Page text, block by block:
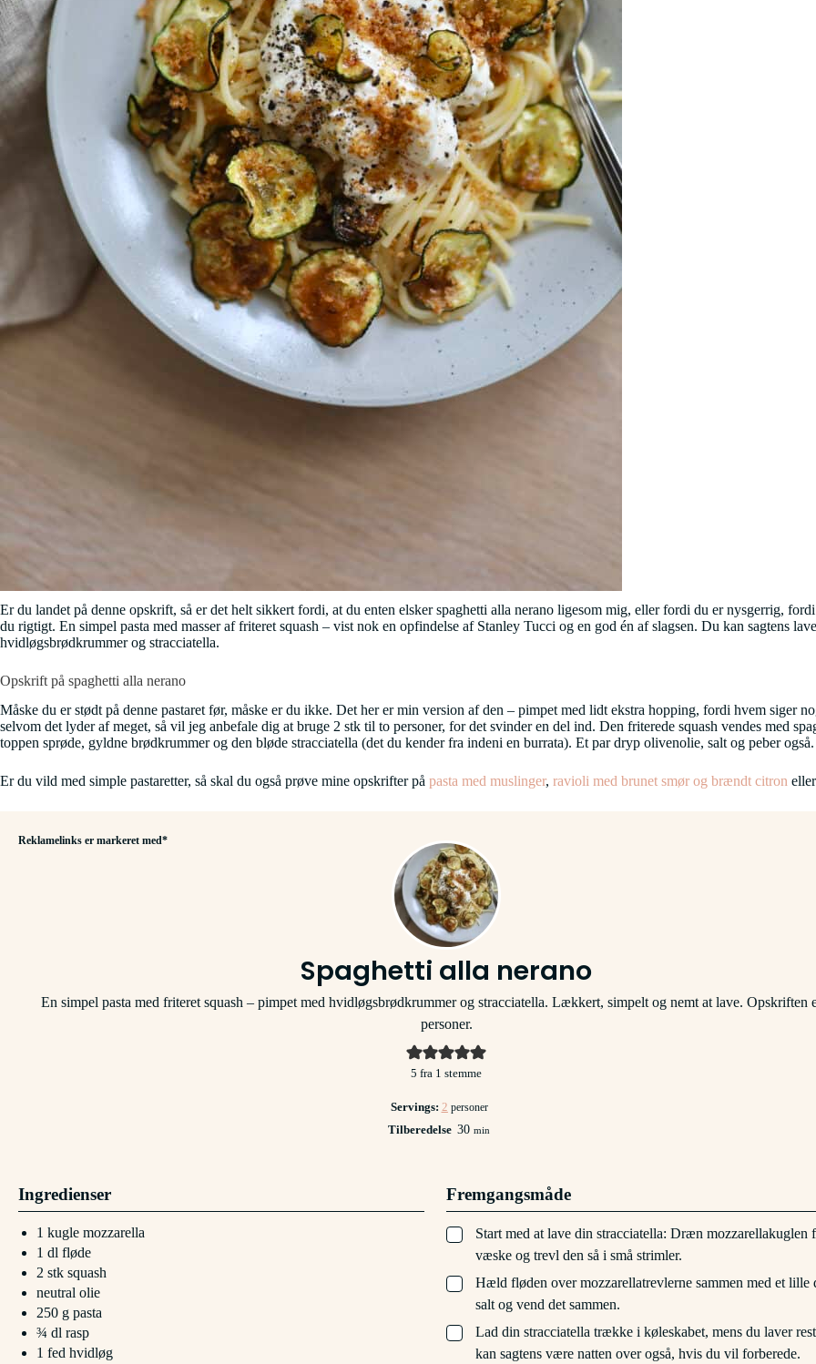
Er du landet på denne opskrift, så er det helt sikkert fordi, at du enten elsker spaghetti alla nerano ligesom mig, eller fordi du er nysgerrig,
du rigtigt. En simpel pasta med masser af friteret squash – vist nok en opfindelse af Stanley Tucci og en god én af slagsen. Du kan sagtens
hvidløgsbrødkrummer og stracciatella.
Opskrift på spaghetti alla nerano
Måske du er stødt på denne pastaret før, måske er du ikke. Det her er min version af den – pimpet med lidt ekstra hopping, fordi hvem siger
selvom det lyder af meget, så vil jeg anbefale dig at bruge 2 stk til to personer, for det svinder en del ind. Den friterede squash vendes med
toppen sprøde, gyldne brødkrummer og den bløde stracciatella (det du kender fra indeni en burrata). Et par dryp olivenolie, salt og peber
Er du vild med simple pastaretter, så skal du også prøve mine opskrifter på pasta med muslinger, ravioli med brunet smør og brændt citron
Reklamelinks er markeret med*
Spaghetti alla nerano
En simpel pasta med friteret squash – pimpet med hvidløgsbrødkrummer og stracciatella. Lækkert, simpelt og nemt at lave. Opskriften
personer.
5 fra 1 stemme
Servings: 2 personer
Tilberedelse 30minutter
min
Ingredienser
1 kugle mozzarella
1 dl fløde
2 stk squash
neutral olie
250 g pasta
¾ dl rasp
1 fed hvidløg
Fremgangsmåde
▢
Start med at lave din stracciatella: Dræn mozzarellakuglen
væske og trevl den så i små strimler.
▢
Hæld fløden over mozzarellatrevlerne sammen med et lille
salt og vend det sammen.
▢
Lad din stracciatella trække i køleskabet, mens du laver
kan sagtens være natten over også, hvis du vil forberede.